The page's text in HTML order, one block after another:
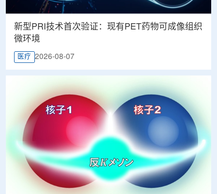
新型PRI技术首次验证：现有PET药物可成像组织
微环境
医疗 2026-08-07